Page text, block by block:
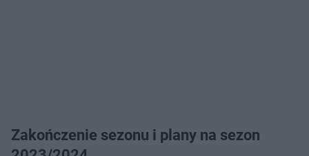
Zakończenie sezonu i plany na sezon